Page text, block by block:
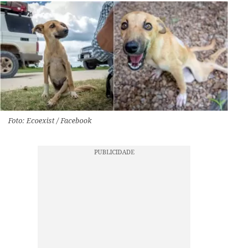
Foto: Ecoexist / Facebook